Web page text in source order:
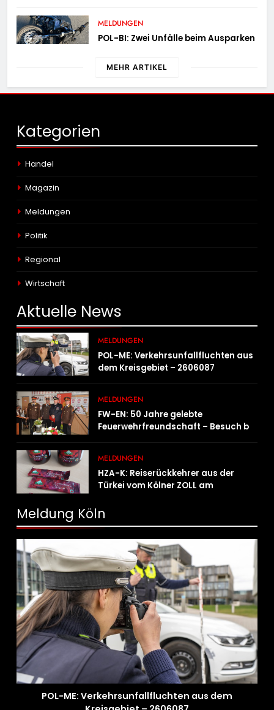
MELDUNGEN
POL-BI: Zwei Unfälle beim Ausparken
MEHR ARTIKEL
Kategorien
Handel
Magazin
Meldungen
Politik
Regional
Wirtschaft
Aktuelle News
MELDUNGEN
POL-ME: Verkehrsunfallfluchten aus
dem Kreisgebiet – 2606087
MELDUNGEN
FW-EN: 50 Jahre gelebte
Feuerwehrfreundschaft – Besuch bei
MELDUNGEN
HZA-K: Reiserückkehrer aus der
Türkei vom Kölner ZOLL am
Potenzhonig erwischt / Gefährlicher
Trend hält an
Meldung Köln
POL-ME: Verkehrsunfallfluchten aus dem